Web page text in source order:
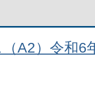
A2）令和6